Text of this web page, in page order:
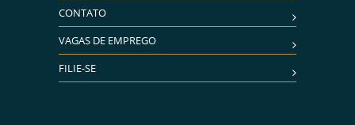
CONTATO
VAGAS DE EMPREGO
FILIE-SE